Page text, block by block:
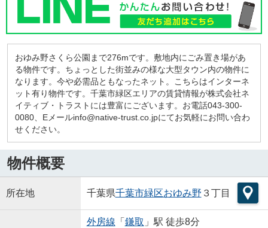
おゆみ野さくら公園まで276mです。敷地内にごみ置き場があ
る物件です。ちょっとした街並みの様な大型タウン内の物件に
なります。今や必需品ともなったネット。こちらはインターネ
ット有り物件です。千葉市緑区エリアの賃貸情報が株式会社ネ
イティブ・トラストには豊富にございます。お電話043-300-
0080、Eメールinfo@native-trust.co.jpにてお気軽にお問い合わ
せください。
物件概要
所在地 千葉県千葉市緑区おゆみ野 ３丁目
外房線 「 鎌取 」駅 徒歩8分